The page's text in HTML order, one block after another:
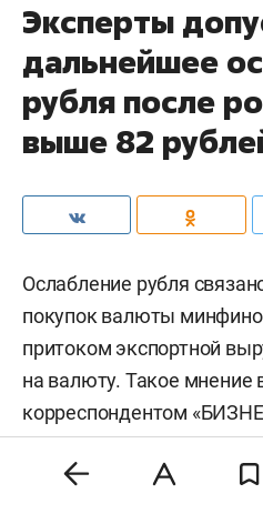
Эксперты
дальнейшее
рубля после
выше 82
Ослабление рубля
покупок валюты
притоком экспортной
на валюту. Такое мнение
корреспондентом
опрошенные эксперты.
ожидают резкого